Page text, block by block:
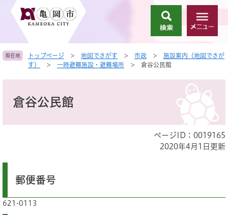
頭
す
飛
し
索
メ
ニ
ー
現在地 トップページ > 地図でさがす > 市政 >
施設案内（地図でさが
す）
> 一時避難施設・避難場所 > 倉谷公民館
倉谷公民館
ページID：0019165
2020年4月1日更新
郵便番号
621-0113